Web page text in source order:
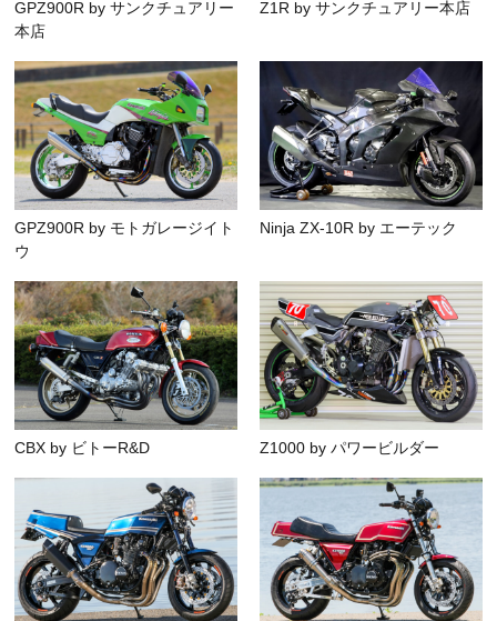
GPZ900R by サンクチュアリー
本店
Z1R by サンクチュアリー本店
GPZ900R by モトガレージイト
ウ
Ninja ZX-10R by エーテック
CBX by ビトーR&D Z1000 by パワービルダー